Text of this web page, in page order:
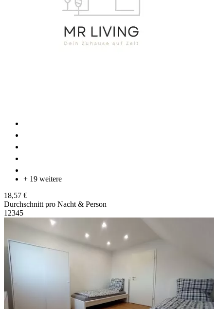
+ 19 weitere
18,57 €
Durchschnitt pro Nacht & Person
1 2345